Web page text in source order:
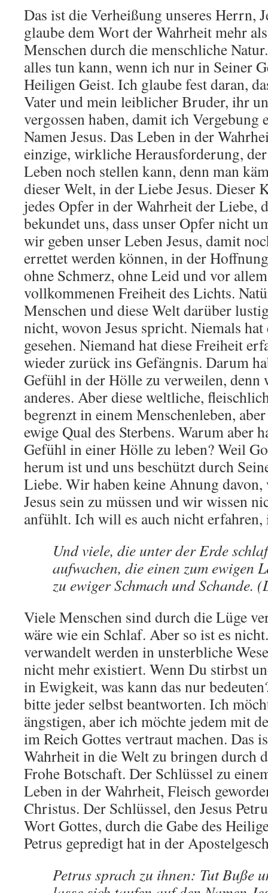
Das ist die Verheißung unseres Herrn,
glaube dem Wort der Wahrheit mehr
Menschen durch die menschliche
alles tun kann, wenn ich nur in Seiner
Heiligen Geist. Ich glaube fest daran,
Vater und mein leiblicher Bruder, ihr
vergossen haben, damit ich
Namen Jesus. Das Leben in der
einzige, wirkliche Herausforderung,
Leben noch stellen kann, denn man
dieser Welt, in der Liebe Jesus. Dieser
jedes Opfer in der Wahrheit der Liebe,
bekundet uns, dass unser Opfer nicht
wir geben unser Leben Jesus, damit
errettet werden können, in der
ohne Schmerz, ohne Leid und vor
vollkommenen Freiheit des Lichts.
Menschen und diese Welt darüber
nicht, wovon Jesus spricht. Niemals
gesehen. Niemand hat diese Freiheit
wieder zurück ins Gefängnis. Darum
Gefühl in der Hölle zu verweilen, denn
anderes. Aber diese weltliche,
begrenzt in einem Menschenleben,
ewige Qual des Sterbens. Warum aber
Gefühl in einer Hölle zu leben? Weil
herum ist und uns beschützt durch
Liebe. Wir haben keine Ahnung davon,
Jesus sein zu müssen und wir wissen
anfühlt. Ich will es auch nicht erfahren,
Und viele, die unter der Erde
aufwachen, die einen zum ewigen
zu ewiger Schmach und Schande.
Viele Menschen sind durch die Lüge
wäre wie ein Schlaf. Aber so ist es
verwandelt werden in unsterbliche
nicht mehr existiert. Wenn Du stirbst
in Ewigkeit, was kann das nur
bitte jeder selbst beantworten. Ich
ängstigen, aber ich möchte jedem mit
im Reich Gottes vertraut machen. Das
Wahrheit in die Welt zu bringen durch
Frohe Botschaft. Der Schlüssel zu
Leben in der Wahrheit, Fleisch
Christus. Der Schlüssel, den Jesus
Wort Gottes, durch die Gabe des
Petrus gepredigt hat in der
Petrus sprach zu ihnen: Tut Buße